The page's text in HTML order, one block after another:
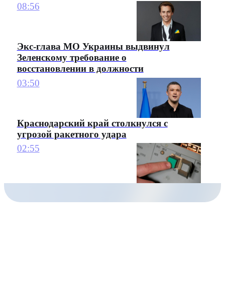
08:56
Экс-глава МО Украины выдвинул
Зеленскому требование о
восстановлении в должности
03:50
Краснодарский край столкнулся с
угрозой ракетного удара
02:55